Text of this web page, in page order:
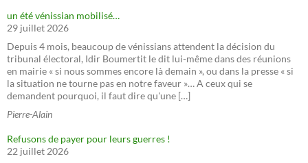
un été vénissian mobilisé…
29 juillet 2026
Depuis 4 mois, beaucoup de vénissians attendent la décision du
tribunal électoral, Idir Boumertit le dit lui-même dans des réunions
en mairie « si nous sommes encore là demain », ou dans la presse « si
la situation ne tourne pas en notre faveur »… A ceux qui se
demandent pourquoi, il faut dire qu'une […]
Pierre-Alain
Refusons de payer pour leurs guerres !
22 juillet 2026